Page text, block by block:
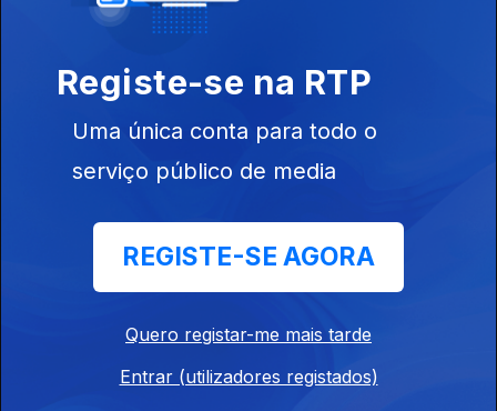
24 jan. 2020
Registe-se na RTP
Uma única conta para todo o
serviço público de media
REGISTE-SE AGORA
Quero registar-me mais tarde
Entrar (utilizadores registados)